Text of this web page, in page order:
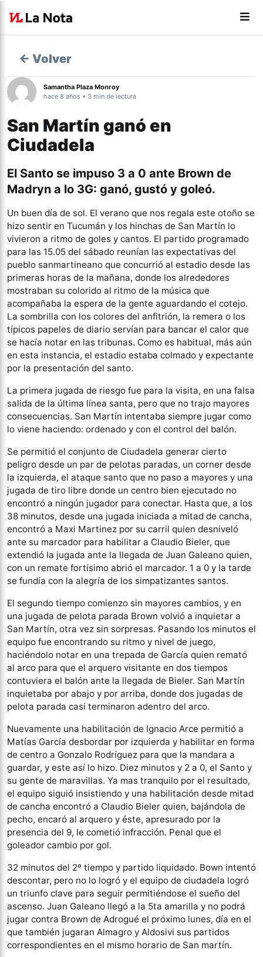
← Volver
Samantha Plaza Monroy
hace 8 años • 3 min de lectura
San Martín ganó en
Ciudadela
El Santo se impuso 3 a 0 ante Brown de
Madryn a lo 3G: ganó, gustó y goleó.
Un buen día de sol. El verano que nos regala este otoño se
hizo sentir en Tucumán y los hinchas de San Martín lo
vivieron a ritmo de goles y cantos. El partido programado
para las 15.05 del sábado reunían las expectativas del
pueblo sanmartineano que concurrió al estadio desde las
primeras horas de la mañana, donde los alrededores
mostraban su colorido al ritmo de la música que
acompañaba la espera de la gente aguardando el cotejo.
La sombrilla con los colores del anfitrión, la remera o los
típicos papeles de diario servían para bancar el calor que
se hacía notar en las tribunas. Como es habitual, más aún
en esta instancia, el estadio estaba colmado y expectante
por la presentación del santo.
La primera jugada de riesgo fue para la visita, en una falsa
salida de la última línea santa, pero que no trajo mayores
consecuencias. San Martín intentaba siempre jugar como
lo viene haciendo: ordenado y con el control del balón.
Se permitió el conjunto de Ciudadela generar cierto
peligro desde un par de pelotas paradas, un corner desde
la izquierda, el ataque santo que no paso a mayores y una
jugada de tiro libre donde un centro bien ejecutado no
encontró a ningún jugador para conectar. Hasta que, a los
38 minutos, desde una jugada iniciada a mitad de cancha,
encontró a Maxi Martinez por su carril quien desniveló
ante su marcador para habilitar a Claudio Bieler, que
extendió la jugada ante la llegada de Juan Galeano quien,
con un remate fortísimo abrió el marcador. 1 a 0 y la tarde
se fundía con la alegría de los simpatizantes santos.
El segundo tiempo comienzo sin mayores cambios, y en
una jugada de pelota parada Brown volvió a inquietar a
San Martín, otra vez sin sorpresas. Pasando los minutos el
equipo fue encontrando su ritmo y nivel de juego,
haciéndolo notar en una trepada de García quien remató
al arco para que el arquero visitante en dos tiempos
contuviera el balón ante la llegada de Bieler. San Martín
inquietaba por abajo y por arriba, donde dos jugadas de
pelota parada casi terminaron adentro del arco.
Nuevamente una habilitación de Ignacio Arce permitió a
Matías García desbordar por izquierda y habilitar en forma
de centro a Gonzalo Rodríguez para que la mandara a
guardar, y este así lo hizo. Diez minutos y 2 a 0, el Santo y
su gente de maravillas. Ya mas tranquilo por el resultado,
el equipo siguió insistiendo y una habilitación desde mitad
de cancha encontró a Claudio Bieler quien, bajándola de
pecho, encaró al arquero y éste, apresurado por la
presencia del 9, le cometió infracción. Penal que el
goleador cambio por gol.
32 minutos del 2º tiempo y partido liquidado. Bown intentó
descontar, pero no lo logró y el equipo de ciudadela logró
un triunfo clave para seguir permitiéndose el sueño del
ascenso. Juan Galeano llegó a la 5ta amarilla y no podrá
jugar contra Brown de Adrogué el próximo lunes, día en el
que también jugaran Almagro y Aldosivi sus partidos
correspondientes en el mismo horario de San martín.